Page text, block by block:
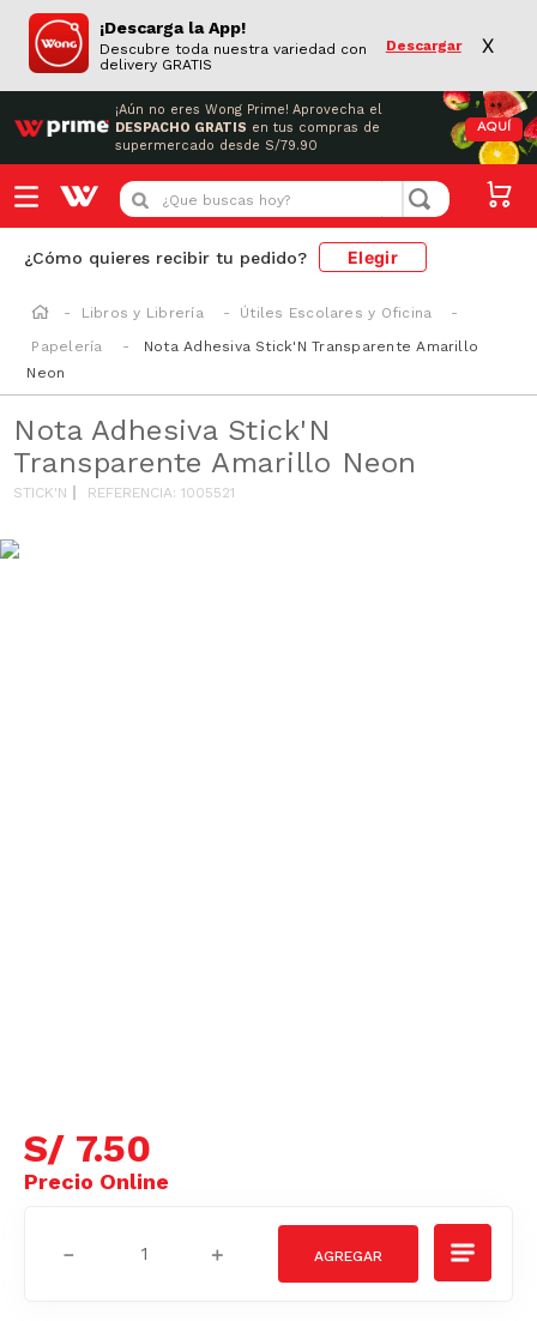
¡Descarga la App!
Descubre toda nuestra variedad con
delivery GRATIS
Descargar X
¡Aún no eres Wong Prime! Aprovecha el
DESPACHO GRATIS en tus compras de
supermercado desde S/79.90
AQUÍ
¿Que buscas hoy?
¿Cómo quieres recibir tu pedido? Elegir
Libros y Librería
Útiles Escolares y Oficina
Papelería
Nota Adhesiva Stick'N Transparente Amarillo
Neon
Nota Adhesiva Stick'N
Transparente Amarillo Neon
STICK'N REFERENCIA:1005521
S/ 7.50
＋
－